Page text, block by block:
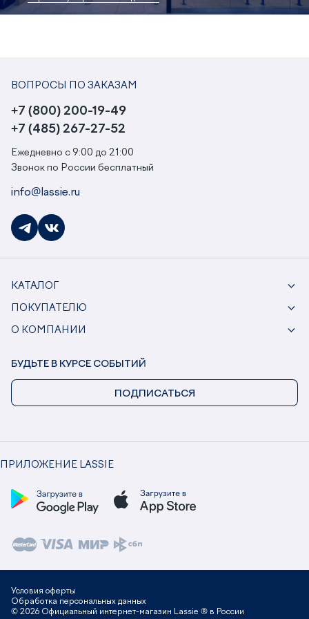
ВОПРОСЫ ПО ЗАКАЗАМ
+7 (800) 200-19-49
+7 (485) 267-27-52
Ежедневно с 9:00 до 21:00
Звонок по России бесплатный
info@lassie.ru
КАТАЛОГ
ПОКУПАТЕЛЮ
О КОМПАНИИ
ПРИЛОЖЕНИЕ LASSIE
БУДЬТЕ В КУРСЕ СОБЫТИЙ
ПОДПИСАТЬСЯ
© 2026 Официальный интернет-магазин Lassie ® в России
Условия оферты
Обработка персональных данных